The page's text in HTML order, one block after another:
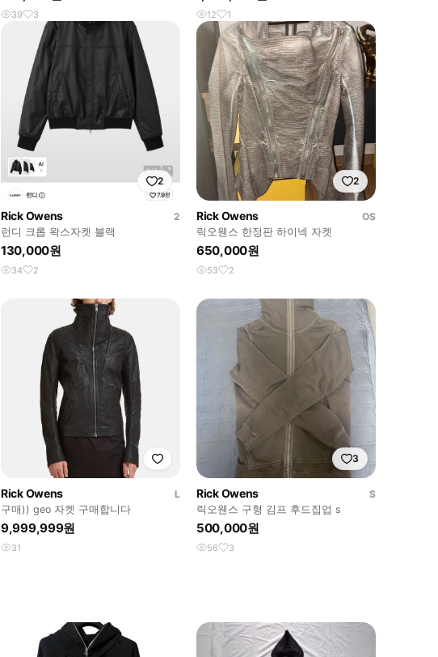
39 3 12 1
2
Rick Owens
2
런디 크롭 왁스자켓 블랙
130,000원
34 2
2
Rick Owens
OS
릭오웬스 한정판 하이넥 자켓
650,000원
53 2
Rick Owens
L
구매)) geo 자켓 구매합니다
9,999,999원
31
3
Rick Owens
S
릭오웬스 구형 김프 후드집업 s
500,000원
56 3